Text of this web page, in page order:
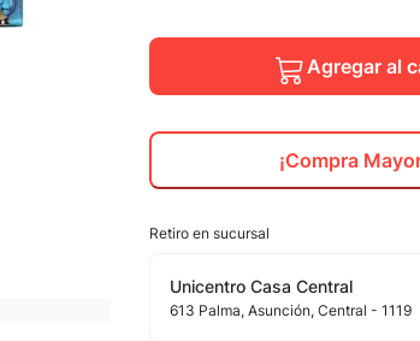
Agregar al
¡Compra
Retiro en sucursal
Unicentro Casa Central
613 Palma, Asunción, Central - 1119